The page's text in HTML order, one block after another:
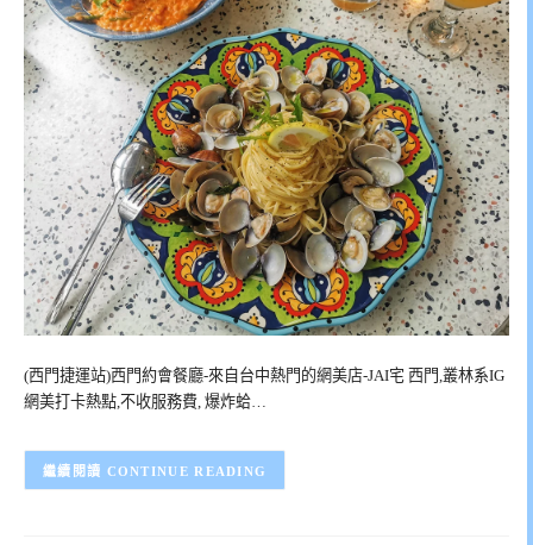
(西門捷運站)西門約會餐廳-來自台中熱門的網美店-JAI宅 西門,叢林系IG
網美打卡熱點,不收服務費, 爆炸蛤…
CONTINUE READING